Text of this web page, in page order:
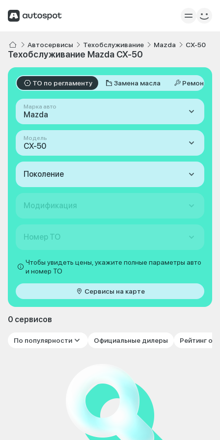
Автосервисы Техобслуживание Mazda CX-50
Техобслуживание Mazda CX-50
ТО по регламенту Замена масла Ремонт
Марка авто
Mazda
Модель
CX-50
Поколение
Модификация
Номер ТО
Чтобы увидеть цены, укажите полные параметры авто
и номер ТО
Сервисы на карте
0 сервисов
По популярности Официальные дилеры Рейтинг